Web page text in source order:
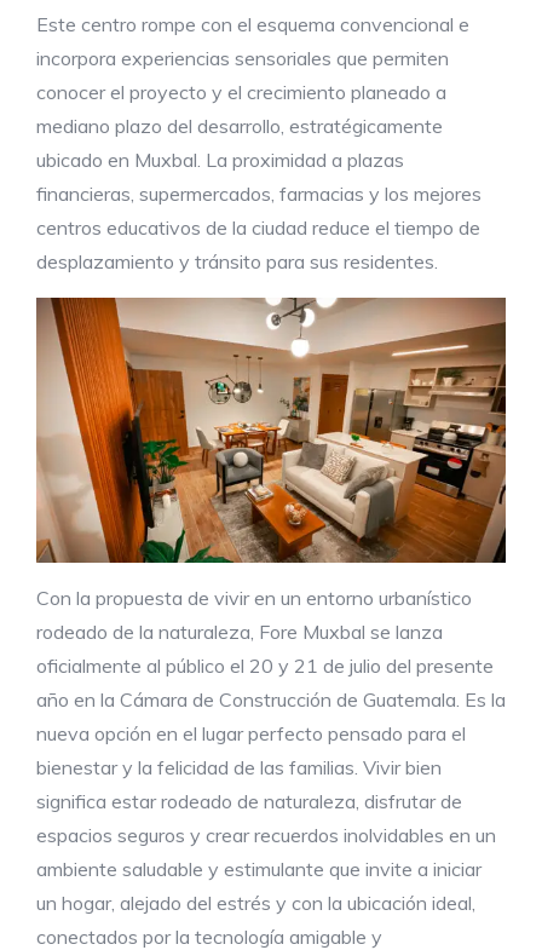
Este centro rompe con el esquema convencional e
incorpora experiencias sensoriales que permiten
conocer el proyecto y el crecimiento planeado a
mediano plazo del desarrollo, estratégicamente
ubicado en Muxbal. La proximidad a plazas
financieras, supermercados, farmacias y los mejores
centros educativos de la ciudad reduce el tiempo de
desplazamiento y tránsito para sus residentes.
Con la propuesta de vivir en un entorno urbanístico
rodeado de la naturaleza, Fore Muxbal se lanza
oficialmente al público el 20 y 21 de julio del presente
año en la Cámara de Construcción de Guatemala. Es la
nueva opción en el lugar perfecto pensado para el
bienestar y la felicidad de las familias. Vivir bien
significa estar rodeado de naturaleza, disfrutar de
espacios seguros y crear recuerdos inolvidables en un
ambiente saludable y estimulante que invite a iniciar
un hogar, alejado del estrés y con la ubicación ideal,
conectados por la tecnología amigable y